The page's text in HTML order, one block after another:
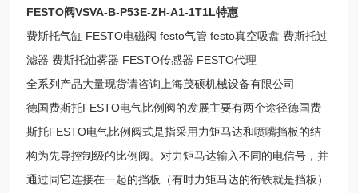
FESTO阀VSVA-B-P53E-ZH-A1-1T1L特惠
费斯托气缸 FESTO电磁阀 festo气管 festo真空吸盘 费斯托过
滤器 费斯托油雾器 FESTO传感器 FESTO代理
全系列产品大量现货请咨询上海茂硕机械设备有限公司
德国费斯托FESTO电气比例阀的发展主要有两个途径德国费
斯托FESTO电气比例阀式是指采用力矩马达和喷嘴挡板的结
构为先导控制级的比例阀。对力矩马达输入不同的电信号，并
通过同它连接在一起的挡板（有时力矩马达的衔铁就是挡板）